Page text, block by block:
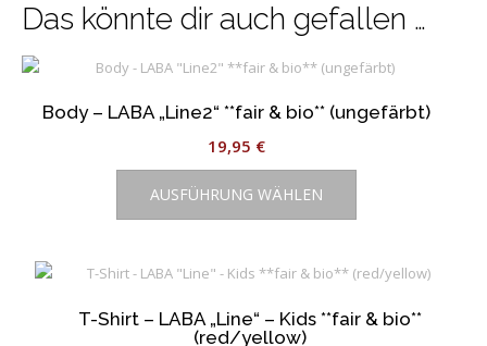
Das könnte dir auch gefallen …
Body – LABA „Line2“ **fair & bio** (ungefärbt)
19,95 €
AUSFÜHRUNG WÄHLEN
Dieses
weist
Varianten
Die
T-Shirt – LABA „Line“ – Kids **fair & bio**
(red/yellow)